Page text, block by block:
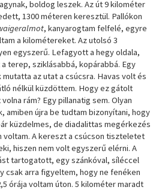
boldog leszek. Az út 9 kilométer
1300 méteren keresztül. Pallókon
, kanyarogtam felfelé, egyre
a kilométereket. Az utolsó 3
egyszerű. Lefagyott a hegy oldala,
terep, sziklásabbá, kopárabbá. Egy
az utat a csúcsra. Havas volt és
nélkül küzdöttem. Hogy ez gátolt
rám? Egy pillanatig sem. Olyan
amiben újra be tudtam bizonyítani, hogy
küzdelmes, de diadalittas megérkezés
voltam. A kereszt a csúcson tiszteletet
hiszen nem volt egyszerű elérni. A
tartogatott, egy szánkóval, síléccel
csak arra figyeltem, hogy ne fenéken
órája voltam úton. 5 kilométer maradt